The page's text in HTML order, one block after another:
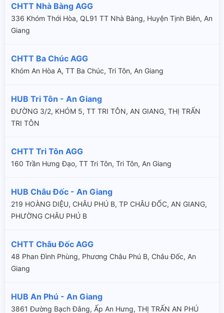
CHTT Nhà Bàng AGG
336 Khóm Thới Hòa, QL91 TT Nhà Bàng, Huyện Tịnh Biên, An
Giang
CHTT Ba Chúc AGG
Khóm An Hòa A, TT Ba Chúc, Tri Tôn, An Giang
HUB Tri Tôn - An Giang
ĐƯỜNG 3/2, KHÓM 5, TT TRI TÔN, AN GIANG, THỊ TRẤN
TRI TÔN
CHTT Tri Tôn AGG
160 Trần Hưng Đạo, TT Tri Tôn, Tri Tôn, An Giang
HUB Châu Đốc - An Giang
219 HOÀNG DIỆU, CHÂU PHÚ B, TP CHÂU ĐỐC, AN GIANG,
PHƯỜNG CHÂU PHÚ B
CHTT Châu Đốc AGG
48 Phan Đình Phùng, Phương Châu Phú B, Châu Đốc, An
Giang
HUB An Phú - An Giang
3861 Đường Bạch Đằng, Ấp An Hưng, THỊ TRẤN AN PHÚ